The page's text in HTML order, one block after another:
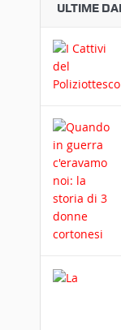
ULTIME